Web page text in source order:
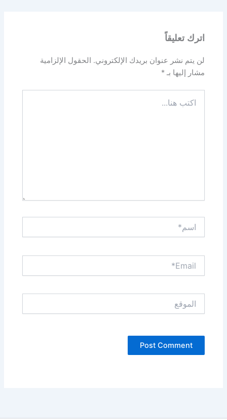
اترك تعليقاً
لن يتم نشر عنوان بريدك الإلكتروني.
الحقول الإلزامية
مشار إليها بـ*
هنا...